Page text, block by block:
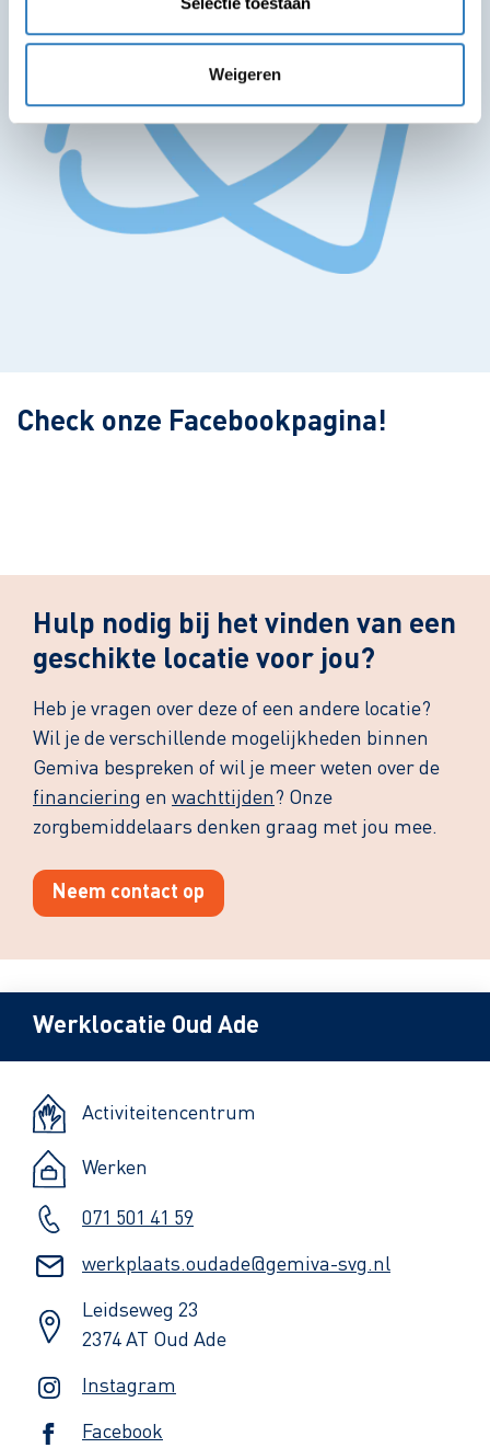
Weigeren
Check onze Facebookpagina!
Hulp nodig bij het vinden van een
geschikte locatie voor jou?
Heb je vragen over deze of een andere locatie?
Wil je de verschillende mogelijkheden binnen
Gemiva bespreken of wil je meer weten over de
financiering en wachttijden ? Onze
zorgbemiddelaars denken graag met jou mee.
Neem contact op
Werklocatie Oud Ade
Activiteitencentrum
Werken
071 501 41 59
werkplaats.oudade@gemiva-svg.nl
Leidseweg 23
2374 AT Oud Ade
Instagram
Facebook